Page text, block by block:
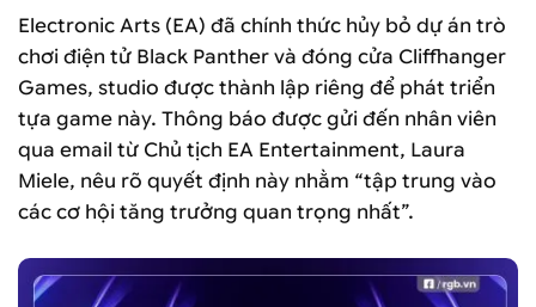
Electronic Arts (EA) đã chính thức hủy bỏ dự án trò
chơi điện tử Black Panther và đóng cửa Cliffhanger
Games, studio được thành lập riêng để phát triển
tựa game này. Thông báo được gửi đến nhân viên
qua email từ Chủ tịch EA Entertainment, Laura
Miele, nêu rõ quyết định này nhằm “tập trung vào
các cơ hội tăng trưởng quan trọng nhất”.